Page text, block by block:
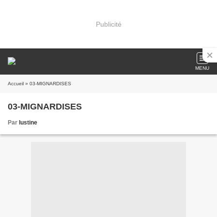
Publicité
MENU
Accueil » 03-MIGNARDISES
03-MIGNARDISES
Par lustine